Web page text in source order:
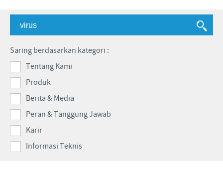
Produksi
Keberadaan Ceva di dunia
Sapi
Informasi lain
Berita Kegiatan
PERAN & TANGGUNG JAWAB
Fokus pada peranan
Kerja sama bisnis dan ilmiah
Kontribusi
Program pendukung
KARIR
Pekerjaan utama kami
Lowongan Pekerjaan
Pengembangan Diri
Saring berdasarkan kategori :
Tentang Kami
Produk
Berita & Media
Peran & Tanggung Jawab
Karir
Informasi Teknis